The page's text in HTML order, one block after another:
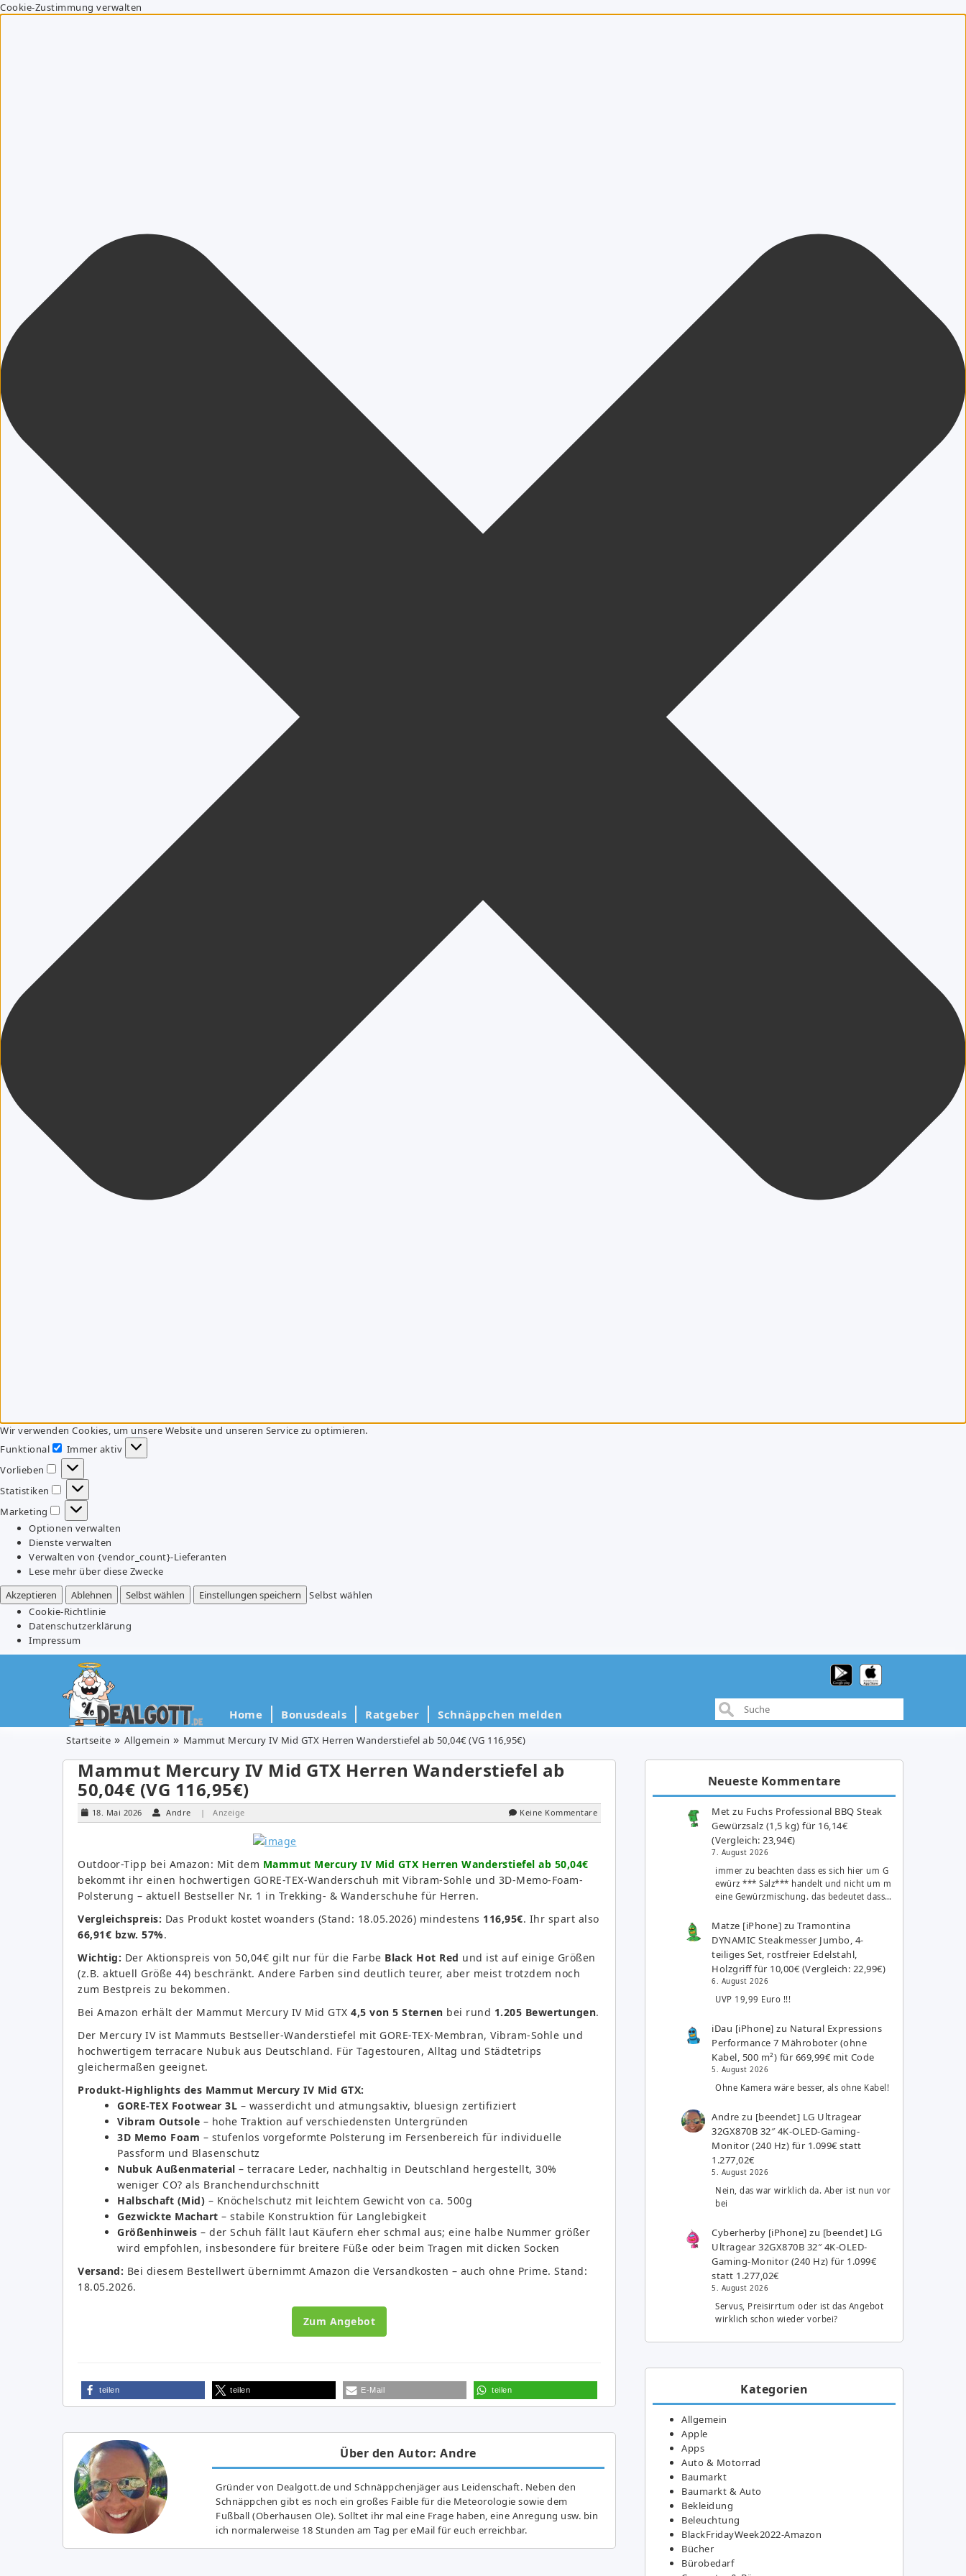
Cookie-Zustimmung verwalten
Wir verwenden Cookies, um unsere Website und unseren Service zu optimieren.
Funktional
Funktional
Immer aktiv
Vorlieben
Vorlieben
Statistiken
Statistiken
Marketing
Marketing
Optionen verwalten
Dienste verwalten
Verwalten von {vendor_count}-Lieferanten
Lese mehr über diese Zwecke
Akzeptieren
Ablehnen Selbst wählen Einstellungen speichern
Selbst wählen
Cookie-Richtlinie
Datenschutzerklärung
Impressum
Home Bonusdeals Ratgeber Schnäppchen melden
Startseite Allgemein Mammut Mercury IV Mid GTX Herren Wanderstiefel ab 50,04€ (VG 116,95€)
Mammut Mercury IV Mid GTX Herren Wanderstiefel ab
50,04€ (VG 116,95€)
18. Mai 2026 Andre | Anzeige Keine Kommentare
Outdoor-Tipp bei Amazon: Mit dem Mammut Mercury IV Mid GTX Herren Wanderstiefel ab 50,04€
bekommt ihr einen hochwertigen GORE-TEX-Wanderschuh mit Vibram-Sohle und 3D-Memo-Foam-
Polsterung – aktuell Bestseller Nr. 1 in Trekking- & Wanderschuhe für Herren.
Vergleichspreis: Das Produkt kostet woanders (Stand: 18.05.2026) mindestens 116,95€. Ihr spart also
66,91€ bzw. 57%.
Wichtig: Der Aktionspreis von 50,04€ gilt nur für die Farbe Black Hot Red und ist auf einige Größen
(z.B. aktuell Größe 44) beschränkt. Andere Farben sind deutlich teurer, aber meist trotzdem noch
zum Bestpreis zu bekommen.
Bei Amazon erhält der Mammut Mercury IV Mid GTX 4,5 von 5 Sternen bei rund 1.205 Bewertungen.
Der Mercury IV ist Mammuts Bestseller-Wanderstiefel mit GORE-TEX-Membran, Vibram-Sohle und
hochwertigem terracare Nubuk aus Deutschland. Für Tagestouren, Alltag und Städtetrips
gleichermaßen geeignet.
Produkt-Highlights des Mammut Mercury IV Mid GTX:
GORE-TEX Footwear 3L – wasserdicht und atmungsaktiv, bluesign zertifiziert
Vibram Outsole – hohe Traktion auf verschiedensten Untergründen
3D Memo Foam – stufenlos vorgeformte Polsterung im Fersenbereich für individuelle
Passform und Blasenschutz
Nubuk Außenmaterial – terracare Leder, nachhaltig in Deutschland hergestellt, 30%
weniger CO? als Branchendurchschnitt
Halbschaft (Mid) – Knöchelschutz mit leichtem Gewicht von ca. 500g
Gezwickte Machart – stabile Konstruktion für Langlebigkeit
Größenhinweis – der Schuh fällt laut Käufern eher schmal aus; eine halbe Nummer größer
wird empfohlen, insbesondere für breitere Füße oder beim Tragen mit dicken Socken
Versand: Bei diesem Bestellwert übernimmt Amazon die Versandkosten – auch ohne Prime. Stand:
18.05.2026.
Zum Angebot
teilen teilen E-Mail teilen
Über den Autor: Andre
Gründer von Dealgott.de und Schnäppchenjäger aus Leidenschaft. Neben den
Schnäppchen gibt es noch ein großes Fai­ble für die Meteorologie sowie dem
Fußball (Oberhausen Ole). Solltet ihr mal eine Frage haben, eine Anregung usw. bin
ich normalerweise 18 Stunden am Tag per eMail für euch erreichbar.
Neueste Kommentare
Met zu Fuchs Professional BBQ Steak
Gewürzsalz (1,5 kg) für 16,14€
(Vergleich: 23,94€)
7. August 2026
immer zu beachten dass es sich hier um G
ewürz *** Salz*** handelt und nicht um m
eine Gewürzmischung. das bedeutet dass…
Matze [iPhone] zuTramontina
DYNAMIC Steakmesser Jumbo, 4-
teiliges Set, rostfreier Edelstahl,
Holzgriff für 10,00€ (Vergleich: 22,99€)
6. August 2026
UVP 19,99 Euro !!!
iDau [iPhone] zu Natural Expressions
Performance 7 Mähroboter (ohne
Kabel, 500 m²) für 669,99€ mit Code
5. August 2026
Ohne Kamera wäre besser, als ohne Kabel!
Andre zu [beendet] LG Ultragear
32GX870B 32″ 4K-OLED-Gaming-
Monitor (240 Hz) für 1.099€ statt
1.277,02€
5. August 2026
Nein, das war wirklich da. Aber ist nun vor
bei
Cyberherby [iPhone] zu [beendet] LG
Ultragear 32GX870B 32″ 4K-OLED-
Gaming-Monitor (240 Hz) für 1.099€
statt 1.277,02€
5. August 2026
Servus, Preisirrtum oder ist das Angebot
wirklich schon wieder vorbei?
Kategorien
Allgemein
Apple
Apps
Auto & Motorrad
Baumarkt
Baumarkt & Auto
Bekleidung
Beleuchtung
BlackFridayWeek2022-Amazon
Bücher
Bürobedarf